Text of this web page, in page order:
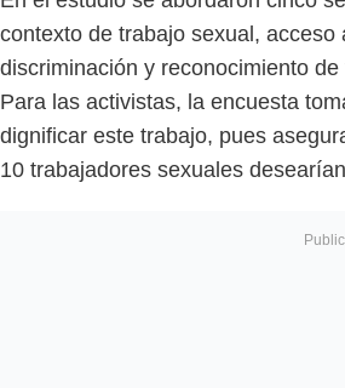
contexto de trabajo sexual, acceso
discriminación y reconocimiento
Para las activistas, la encuesta
dignificar este trabajo, pues
10 trabajadores sexuales